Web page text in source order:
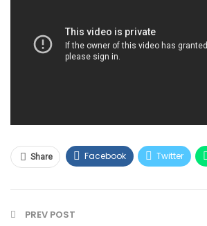
Share Facebook Twitter
PREV POST